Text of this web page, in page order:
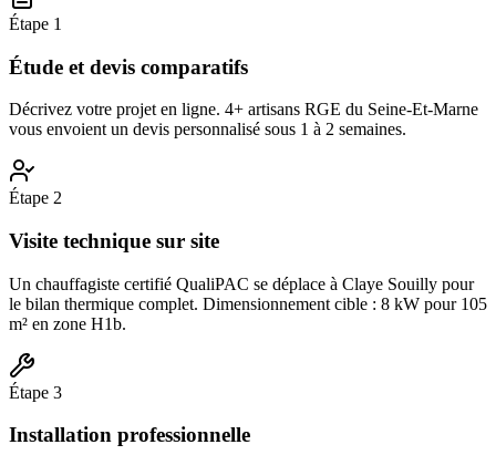
Étape 1
Étude et devis comparatifs
Décrivez votre projet en ligne. 4+ artisans RGE du Seine-Et-Marne
vous envoient un devis personnalisé sous 1 à 2 semaines.
Étape 2
Visite technique sur site
Un chauffagiste certifié QualiPAC se déplace à Claye Souilly pour
le bilan thermique complet. Dimensionnement cible : 8 kW pour 105
m² en zone H1b.
Étape 3
Installation professionnelle